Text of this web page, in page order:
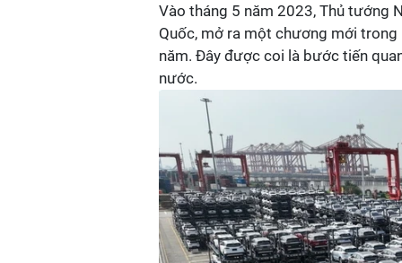
Vào tháng 5 năm 2023, Thủ tướng
Quốc, mở ra một chương mới
năm. Đây được coi là bước tiến
nước.